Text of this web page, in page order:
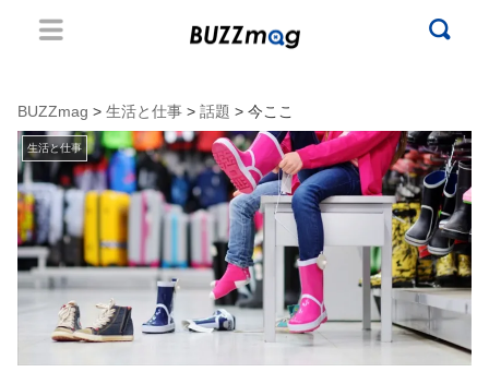
BUZZmag > 生活と仕事 > 話題 > 今ここ
生活と仕事